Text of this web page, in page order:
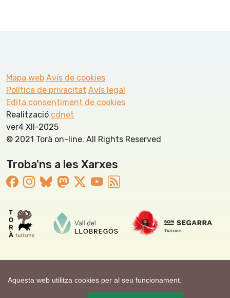
Aquesta web utilitza cookies per al seu funcionament.
Mapa web Avís de cookies
Política de privacitat Avís legal
Edita consentiment de cookies
Realització cdnet
ver4 XII-2025
© 2021 Torà on-line. All Rights Reserved
Troba'ns a les Xarxes